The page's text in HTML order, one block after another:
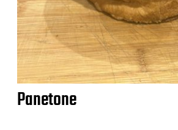
Panetone